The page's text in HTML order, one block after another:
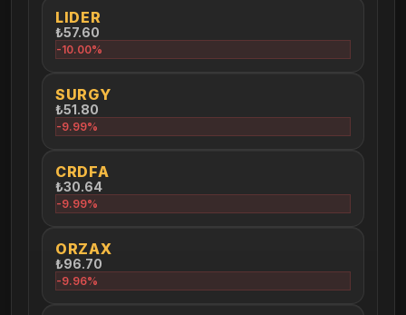
LIDER
₺57.60
-10.00%
SURGY
₺51.80
-9.99%
CRDFA
₺30.64
-9.99%
ORZAX
₺96.70
-9.96%